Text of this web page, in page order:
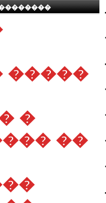
�����
�
��